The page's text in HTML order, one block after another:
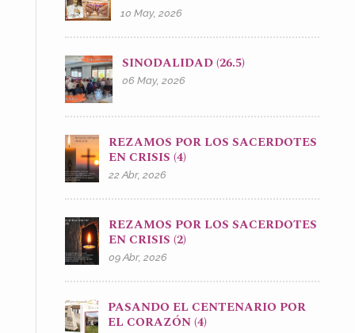
10 May, 2026
SINODALIDAD (26.5)
06 May, 2026
REZAMOS POR LOS SACERDOTES
EN CRISIS (4)
22 Abr, 2026
REZAMOS POR LOS SACERDOTES
EN CRISIS (2)
09 Abr, 2026
PASANDO EL CENTENARIO POR
EL CORAZÓN (4)